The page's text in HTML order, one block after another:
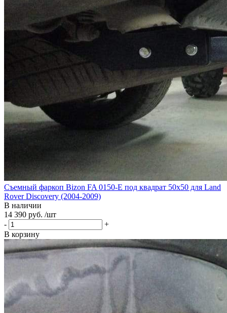
Съемный фаркоп Bizon FA 0150-E под квадрат 50х50 для Land
Rover Discovery (2004-2009)
В наличии
14 390 руб. /шт
-
+
В корзину